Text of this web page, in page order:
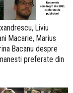
Liviu
Macarie, Marius
Bacanu despre
preferate din